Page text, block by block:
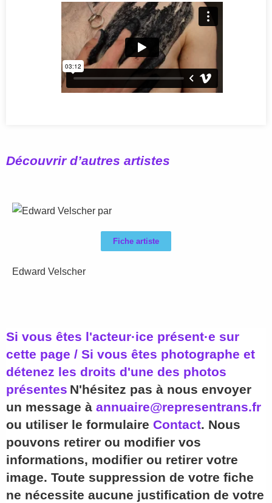
Découvrir d’autres artistes
Fiche artiste
Edward Velscher
Si vous êtes l'acteur·ice présent·e sur
cette page / Si vous êtes photographe et
détenez les droits d'une des photos
présentes N'hésitez pas à nous envoyer
un message à annuaire@representrans.fr
ou utiliser le formulaire Contact. Nous
pouvons retirer ou modifier vos
informations, modifier ou retirer votre
image. Toute suppression de votre fiche
ne nécessite aucune justification de votre